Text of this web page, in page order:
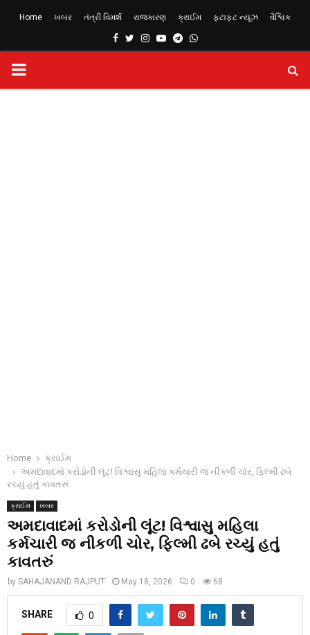
Home ખબર તંત્રી વિમર્શ રાજકારણ ક્રાઈમ ફટાફટ ન્યૂઝ વૈશ્વિક
Facebook
TwitterInstagram
YoutubeTelegram
Whatsapp
PRIMARY
Home
ક્રાઈમ
અમદાવાદમાં કરોડોની લૂંટ! વિશ્વાસુ મહિલા કર્મચારી જ નીકળી ચોર, ફિલ્મી ઢબે
રચ્યું હતું કાવતરું
ક્રાઈમ ખબર
અમદાવાદમાં કરોડોની લૂંટ! વિશ્વાસુ મહિલા
કર્મચારી જ નીકળી ચોર, ફિલ્મી ઢબે રચ્યું હતું
કાવતરું
by SAHAJANAND RAJPUT May 18, 2026 0 68
SHARE 0